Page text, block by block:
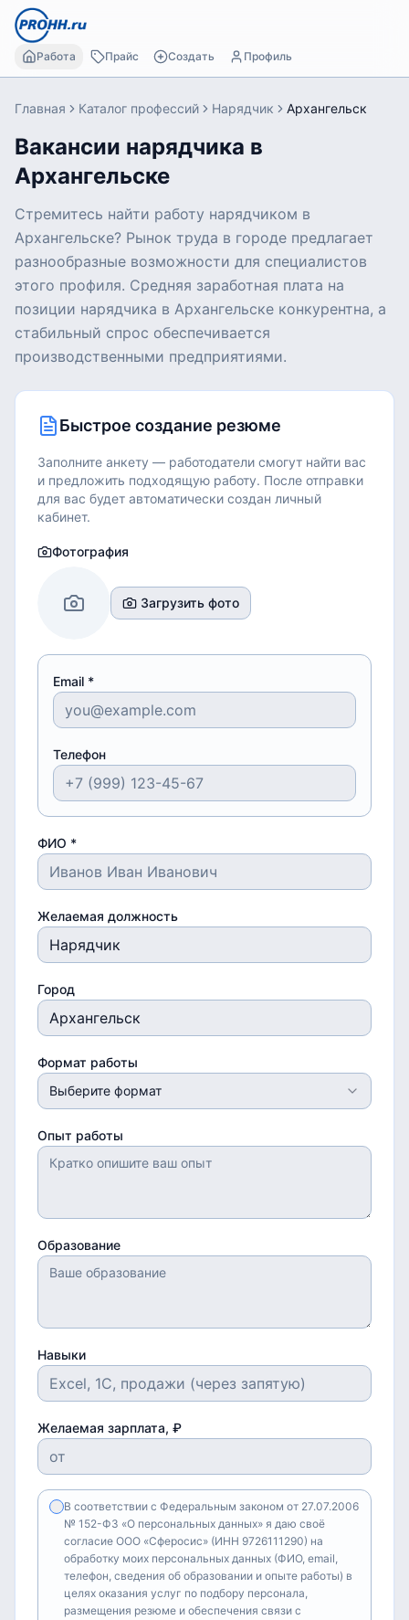
Работа Прайс Создать Профиль
Главная Каталог профессий Нарядчик Архангельск
Вакансии нарядчика в
Архангельске
Стремитесь найти работу нарядчиком в
Архангельске? Рынок труда в городе предлагает
разнообразные возможности для специалистов
этого профиля. Средняя заработная плата на
позиции нарядчика в Архангельске конкурентна, а
стабильный спрос обеспечивается
производственными предприятиями.
Быстрое создание резюме
Заполните анкету — работодатели смогут найти вас
и предложить подходящую работу. После отправки
для вас будет автоматически создан личный
кабинет.
Фотография
Загрузить фото
Email *
Телефон
ФИО *
Желаемая должность
Город
Формат работы
Выберите формат
Опыт работы
Образование
Навыки
Желаемая зарплата, ₽
В соответствии с Федеральным законом от 27.07.2006
№ 152-ФЗ «О персональных данных» я даю своё
согласие ООО «Сферосис» (ИНН 9726111290) на
обработку моих персональных данных (ФИО, email,
телефон, сведения об образовании и опыте работы) в
целях оказания услуг по подбору персонала,
размещения резюме и обеспечения связи с